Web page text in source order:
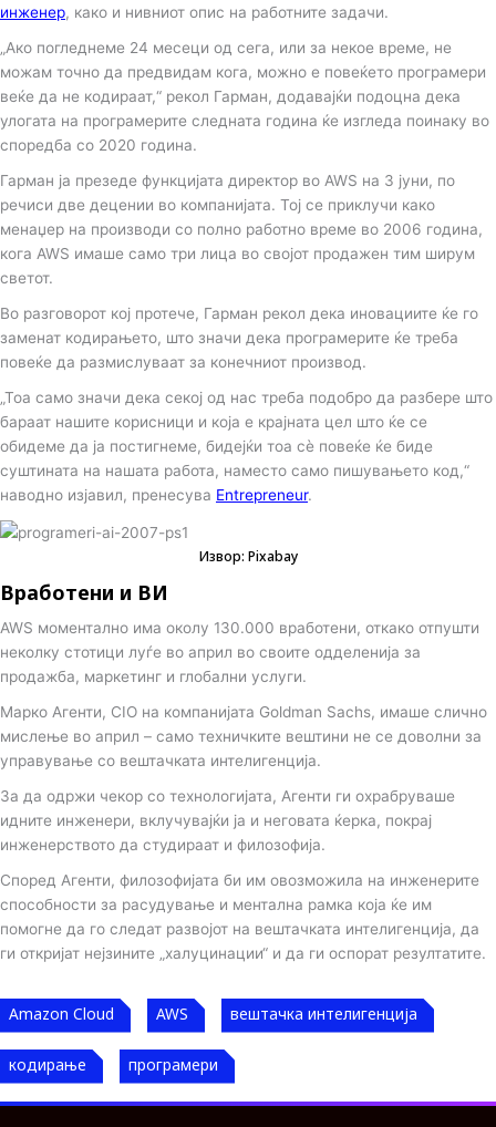
инженер, како и нивниот опис на работните задачи.
„Ако погледнеме 24 месеци од сега, или за некое време, не
можам точно да предвидам кога, можно е повеќето програмери
веќе да не кодираат,“ рекол Гарман, додавајќи подоцна дека
улогата на програмерите следната година ќе изгледа поинаку во
споредба со 2020 година.
Гарман ја презеде функцијата директор во AWS на 3 јуни, по
речиси две децении во компанијата. Тој се приклучи како
менаџер на производи со полно работно време во 2006 година,
кога AWS имаше само три лица во својот продажен тим ширум
светот.
Во разговорот кој протече, Гарман рекол дека иновациите ќе го
заменат кодирањето, што значи дека програмерите ќе треба
повеќе да размислуваат за конечниот производ.
„Тоа само значи дека секој од нас треба подобро да разбере што
бараат нашите корисници и која е крајната цел што ќе се
обидеме да ја постигнеме, бидејќи тоа сè повеќе ќе биде
суштината на нашата работа, наместо само пишувањето код,“
наводно изјавил, пренесува Entrepreneur.
Извор: Pixabay
Вработени и ВИ
AWS моментално има околу 130.000 вработени, откако отпушти
неколку стотици луѓе во април во своите одделенија за
продажба, маркетинг и глобални услуги.
Марко Агенти, CIO на компанијата Goldman Sachs, имаше слично
мислење во април – само техничките вештини не се доволни за
управување со вештачката интелигенција.
За да одржи чекор со технологијата, Агенти ги охрабруваше
идните инженери, вклучувајќи ја и неговата ќерка, покрај
инженерството да студираат и филозофија.
Според Агенти, филозофијата би им овозможила на инженерите
способности за расудување и ментална рамка која ќе им
помогне да го следат развојот на вештачката интелигенција, да
ги откријат нејзините „халуцинации“ и да ги оспорат резултатите.
Amazon Cloud AWS вештачка интелигенција
кодирање програмери